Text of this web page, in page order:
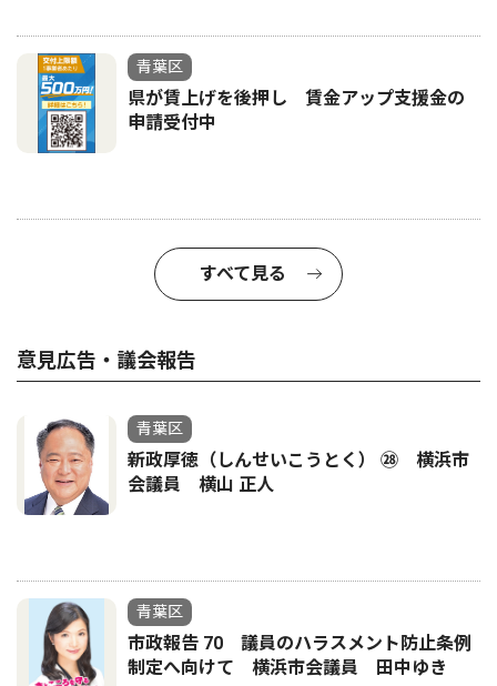
青葉区
県が賃上げを後押し 賃金アップ支援金の
申請受付中
すべて見る
意見広告・議会報告
青葉区
新政厚徳（しんせいこうとく） ㉘ 横浜市
会議員 横山 正人
青葉区
市政報告 70 議員のハラスメント防止条例
制定へ向けて 横浜市会議員 田中ゆき